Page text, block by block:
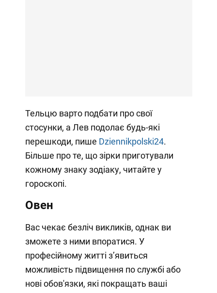
Тельцю варто подбати про свої
стосунки, а Лев подолає будь-які
перешкоди, пише Dziennikpolski24.
Більше про те, що зірки приготували
кожному знаку зодіаку, читайте у
гороскопі.
Овен
Вас чекає безліч викликів, однак ви
зможете з ними впоратися. У
професійному житті з’явиться
можливість підвищення по службі або
нові обов'язки, які покращать ваші